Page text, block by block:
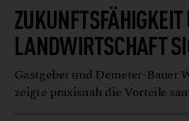
ZUKUNFTSFÄHIGKEIT
LANDWIRTSCHAFT
Gastgeber und Demeter-Bauer
zeigte praxisnah die Vorteile